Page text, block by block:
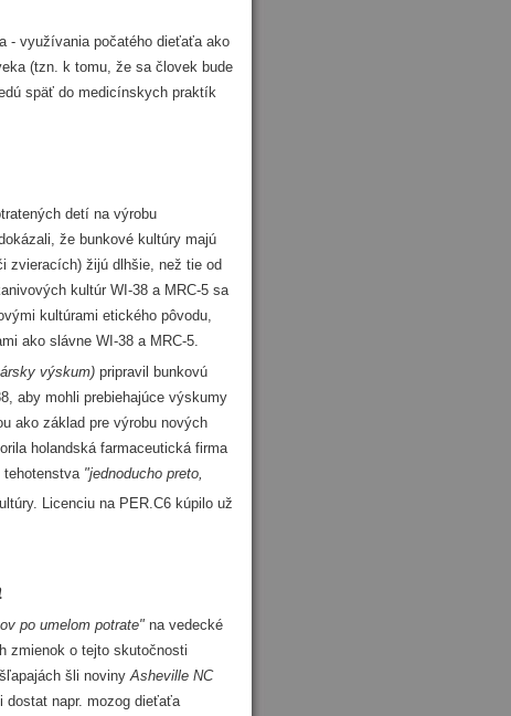
využívania počatého dieťaťa ako
(tzn. k tomu, že sa človek bude
späť do medicínskych praktík
detí na výrobu
že bunkové kultúry majú
zvieracích) žijú dlhšie, než tie od
kultúr WI-38 a MRC-5 sa
kultúrami etického pôvodu,
ako slávne WI-38 a MRC-5.
výskum) pripravil bunkovú
aby mohli prebiehajúce výskumy
ako základ pre výrobu nových
holandská farmaceutická firma
tehotenstva "jednoducho preto,
Licenciu na PER.C6 kúpilo už
po umelom potrate" na vedecké
zmienok o tejto skutočnosti
šli noviny Asheville NC
dostat napr. mozog dieťaťa